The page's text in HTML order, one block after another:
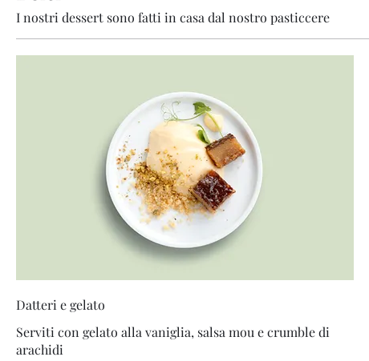
I nostri dessert sono fatti in casa dal nostro pasticcere
Datteri e gelato
Serviti con gelato alla vaniglia, salsa mou e crumble di
arachidi